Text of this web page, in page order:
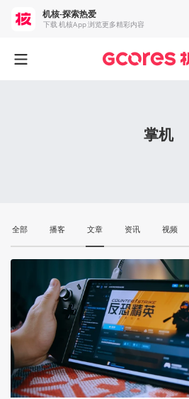
掌机
全部 播客 文章 资讯 视频
机核-探索热爱
下载 机核App 浏览更多精彩内容